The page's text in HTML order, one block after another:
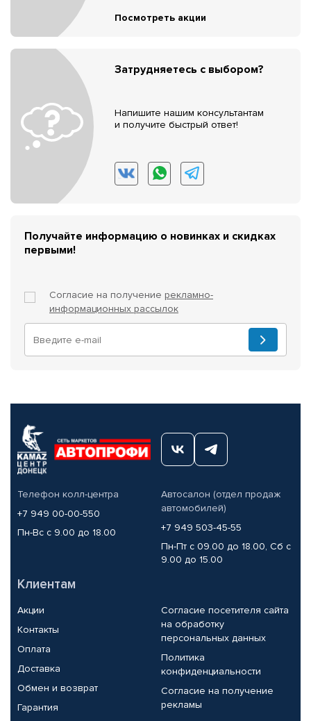
Посмотреть акции
Затрудняетесь с выбором?
Напишите нашим консультантам
и получите быстрый ответ!
Получайте информацию о новинках и скидках
первыми!
Согласие на получение рекламно-
информационных рассылок
Телефон колл-центра
+7 949 00-00-550
Пн-Вс с 9.00 до 18.00
Автосалон (отдел продаж
автомобилей)
+7 949 503-45-55
Пн-Пт с 09.00 до 18.00, Сб с
9.00 до 15.00
Клиентам
Акции
Контакты
Оплата
Доставка
Обмен и возврат
Гарантия
Согласие посетителя сайта
на обработку
персональных данных
Политика
конфиденциальности
Согласие на получение
рекламы